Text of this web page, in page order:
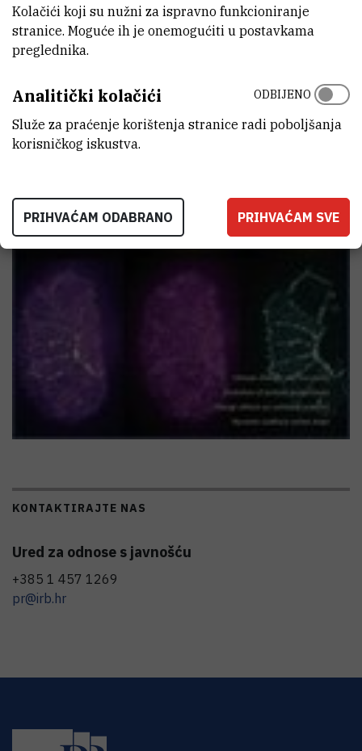
KONTAKTIRAJTE NAS
Ured za odnose s javnošću
+385 1 457 1269
pr@irb.hr
Kolačići koji su nužni za ispravno funkcioniranje
stranice. Moguće ih je onemogućiti u postavkama
preglednika.
Analitički kolačići
Služe za praćenje korištenja stranice radi poboljšanja
korisničkog iskustva.
ODBIJENO
PRIHVAĆAM ODABRANO PRIHVAĆAM SVE